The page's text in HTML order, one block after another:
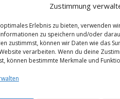
Zustimmung
Erlebnis zu bieten, verwenden
zu speichern und/oder
zustimmst, können wir Daten wie das
verarbeiten. Wenn du deine
können bestimmte Merkmale und
Impressum
Zahlungsmethoden
Datenschutz